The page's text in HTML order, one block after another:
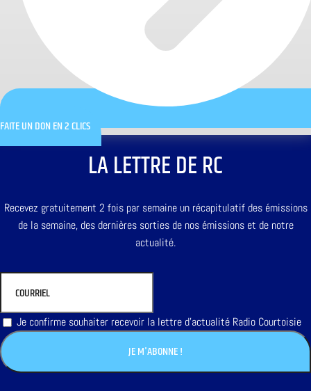
FAITE UN DON EN 2 CLICS
LA LETTRE DE RC
Recevez gratuitement 2 fois par semaine un récapitulatif des émissions
de la semaine, des dernières sorties de nos émissions et de notre
actualité.
Je confirme souhaiter recevoir la lettre d'actualité Radio Courtoisie